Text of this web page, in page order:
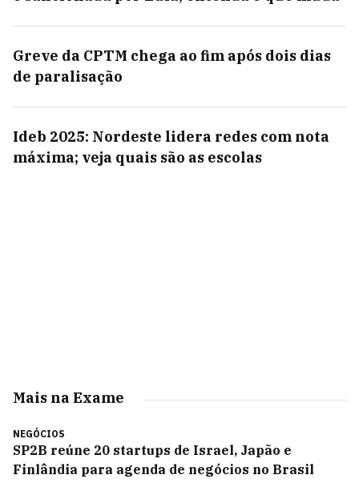
Greve da CPTM chega ao fim após dois dias
de paralisação
Ideb 2025: Nordeste lidera redes com nota
máxima; veja quais são as escolas
Mais na Exame
NEGÓCIOS
SP2B reúne 20 startups de Israel, Japão e
Finlândia para agenda de negócios no Brasil